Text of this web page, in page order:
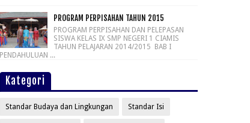
PROGRAM PERPISAHAN TAHUN 2015
PROGRAM PERPISAHAN DAN PELEPASAN
SISWA KELAS IX SMP NEGERI 1 CIAMIS
TAHUN PELAJARAN 2014/2015 BAB I
PENDAHULUAN ...
Kategori
Standar Budaya dan Lingkungan Standar Isi